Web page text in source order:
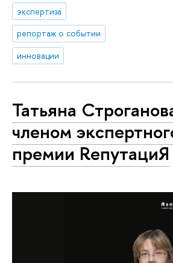
экспертиза
репортаж о событии
инновации
Татьяна
членом
премии RепутациЯ